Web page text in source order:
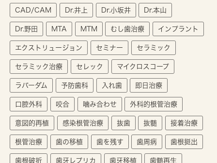
CAD/CAM Dr.井上 Dr.小坂井 Dr.本山
Dr.野田 MTA MTM むし歯治療 インプラント
エクストリュージョン セミナー セラミック
セラミック治療 セレック マイクロスコープ
ラバーダム 予防歯科 入れ歯 即日治療
口腔外科 咬合 噛み合わせ 外科的根管治療
意図的再植 感染根管治療 抜歯 抜髄 接着治療
根管治療 歯の移植 歯を残す 歯周病 歯根挺出
歯根破折 歯牙レプリカ 歯牙移植 歯髄再生